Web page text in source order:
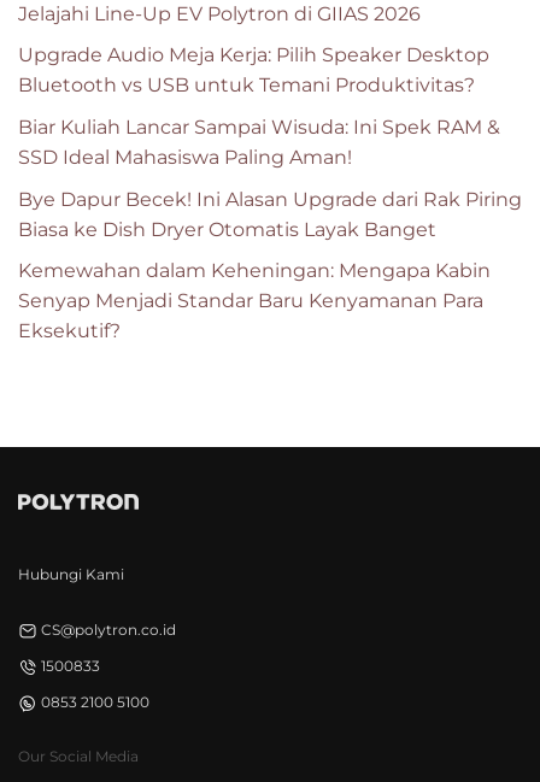
Jelajahi Line-Up EV Polytron di GIIAS 2026
Upgrade Audio Meja Kerja: Pilih Speaker Desktop
Bluetooth vs USB untuk Temani Produktivitas?
Biar Kuliah Lancar Sampai Wisuda: Ini Spek RAM &
SSD Ideal Mahasiswa Paling Aman!
Bye Dapur Becek! Ini Alasan Upgrade dari Rak Piring
Biasa ke Dish Dryer Otomatis Layak Banget
Kemewahan dalam Keheningan: Mengapa Kabin
Senyap Menjadi Standar Baru Kenyamanan Para
Eksekutif?
Hubungi Kami
CS@polytron.co.id
1500833
0853 2100 5100
Our Social Media